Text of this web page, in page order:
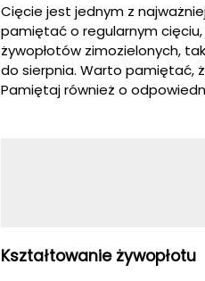
Cięcie jest jednym z
pamiętać o regularnym
żywopłotów zimozielonych,
do sierpnia. Warto pamiętać,
Pamiętaj również o
Kształtowanie żywopłotu